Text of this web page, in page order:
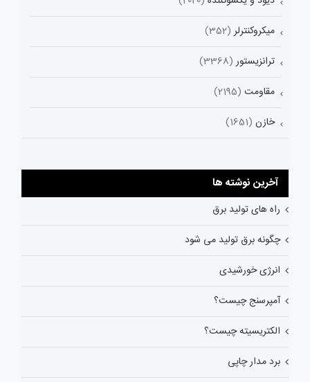
میکروکنترلر (352)
ترانزیستور (3368)
مقاومت (2195)
خازن (1651)
آخرین نوشته ها
راه های تولید برق
چگونه برق تولید می شود
انرژی خورشیدی
آمپرسنج چیست؟
الکتریسیته چیست؟
برد مدار چاپی